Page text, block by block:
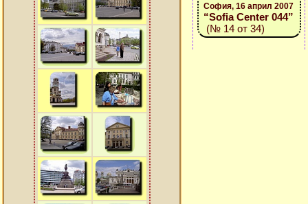
София, 16 април 2007
“Sofia Center 044”
(№ 14 от 34)